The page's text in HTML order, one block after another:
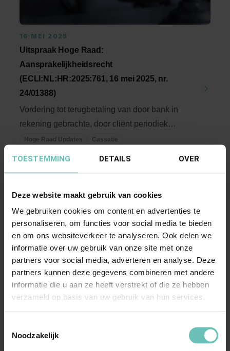
TOESTEMMING DETAILS OVER
Deze website maakt gebruik van cookies
We gebruiken cookies om content en advertenties te
personaliseren, om functies voor social media te bieden
en om ons websiteverkeer te analyseren. Ook delen we
informatie over uw gebruik van onze site met onze
partners voor social media, adverteren en analyse. Deze
partners kunnen deze gegevens combineren met andere
informatie die u aan ze heeft verstrekt of die ze hebben
verzameld op basis van uw gebruik van hun services.
Noodzakelijk
16 MEI 2025
Uitspraak Hoge Raad:
Aansprakelijkheidsrecht
(ECLI:NL:HR:2025:761, 16 mei 2025, nr.
24/01388)
Vordering tot terugbetaling van door bank in
rekening gebrachte, door cliënt periodiek
betaalde, ...
Hoge Raad Updates Cassatie
familierecht (ECLI:NL:HR:2025:766, 16 mei
2025, nr. 24/04137)
ontbrekende ...